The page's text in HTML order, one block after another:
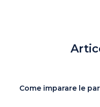
Come imparare le